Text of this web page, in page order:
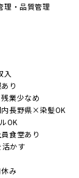
・品質管理
入
り
業少なめ
長野県×染髪OK
OK
食堂あり
かす
み